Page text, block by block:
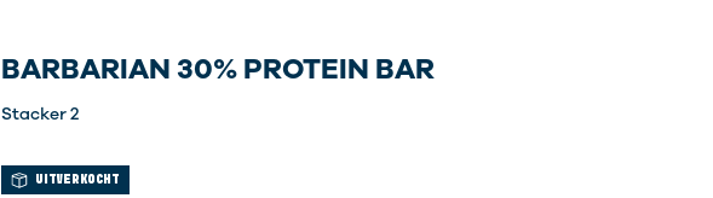
BARBARIAN 30% PROTEIN BAR
Stacker 2
UITVERKOCHT